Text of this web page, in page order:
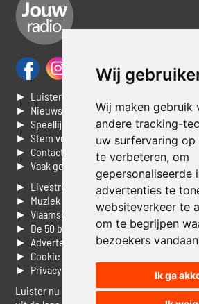
Wij
Wij maken gebruik
andere tracking-
uw surfervaring
te verbeteren, om
gepersonaliseerde
advertenties te
websiteverkeer te
om te begrijpen
bezoekers
Ik ga
► Luisteren naar Jouwradio
► Nieuws
► Speellijst
► Stem voor de Dag top 3
► Contacteer ons
► Vaak gestelde vragen
► Livestream informatie
► Muziek opzoeken
► Vlaamse 100 Aller tijden
► De 50 beste van...
► Adverteren op Jouwradio
► Cookie voorkeuren wijzigen
► Privacyinformatie
Luister nu naar Jouwradio! De beste